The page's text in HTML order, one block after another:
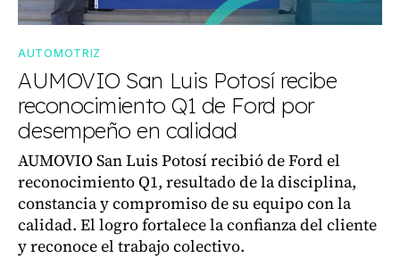
AUTOMOTRIZ
AUMOVIO San Luis Potosí recibe
reconocimiento Q1 de Ford por
desempeño en calidad
AUMOVIO San Luis Potosí recibió de Ford el
reconocimiento Q1, resultado de la disciplina,
constancia y compromiso de su equipo con la
calidad. El logro fortalece la confianza del cliente
y reconoce el trabajo colectivo.